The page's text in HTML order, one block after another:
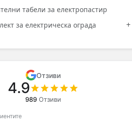
табели за електропастир
за електрическа ограда
+
Отзиви
4.9
989 Отзиви